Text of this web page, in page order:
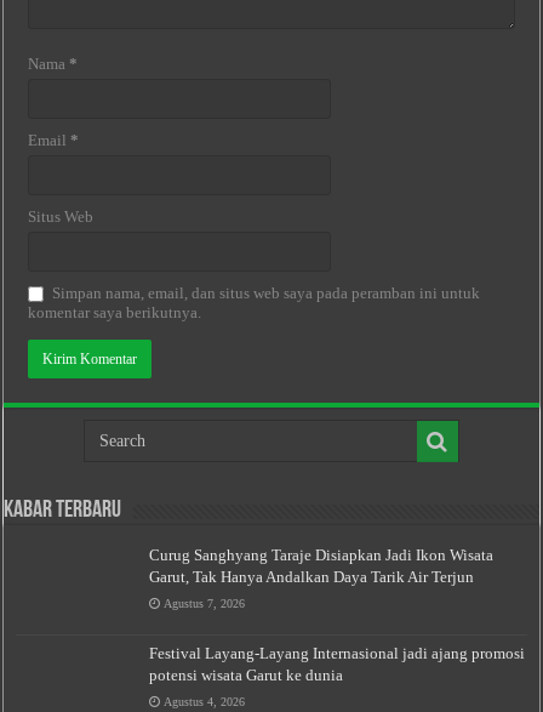
Nama *
Email *
Situs Web
Simpan nama, email, dan situs web saya pada peramban ini untuk
komentar saya berikutnya.
Kabar Terbaru
Curug Sanghyang Taraje Disiapkan Jadi Ikon Wisata
Garut, Tak Hanya Andalkan Daya Tarik Air Terjun
Agustus 7, 2026
Festival Layang-Layang Internasional jadi ajang promosi
potensi wisata Garut ke dunia
Agustus 4, 2026